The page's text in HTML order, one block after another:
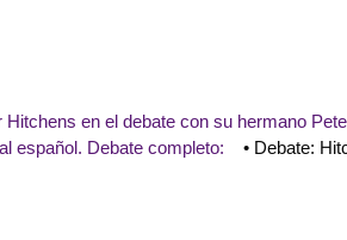
en el debate con su hermano
español. Debate completo:
• Debate: